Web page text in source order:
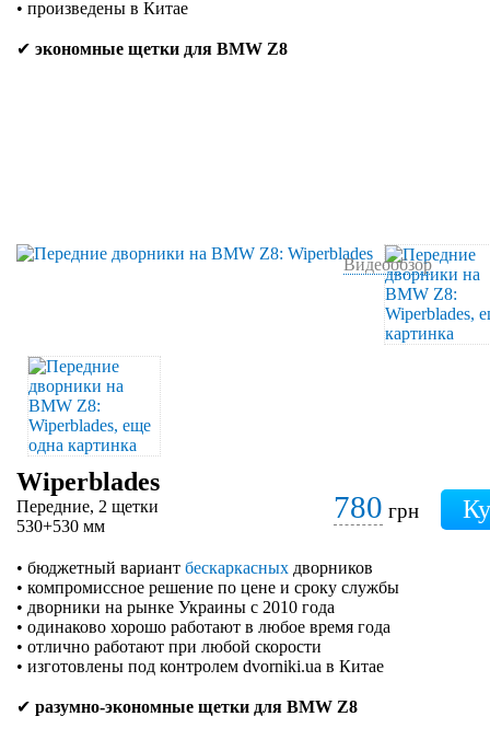
• произведены в Китае
✔ экономные щетки для BMW Z8
Видеообзор
Wiperblades
Передние, 2 щетки
530+530 мм
780 грн
• бюджетный вариант бескаркасных дворников
• компромиссное решение по цене и сроку службы
• дворники на рынке Украины с 2010 года
• одинаково хорошо работают в любое время года
• отлично работают при любой скорости
• изготовлены под контролем dvorniki.ua в Китае
✔ разумно-экономные щетки для BMW Z8